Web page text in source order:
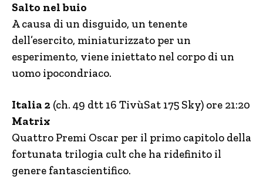
Salto nel buio
A causa di un disguido, un tenente
dell’esercito, miniaturizzato per un
esperimento, viene iniettato nel corpo di un
uomo ipocondriaco.
Italia 2 (ch. 49 dtt 16 TivùSat 175 Sky) ore 21:20
Matrix
Quattro Premi Oscar per il primo capitolo della
fortunata trilogia cult che ha ridefinito il
genere fantascientifico.